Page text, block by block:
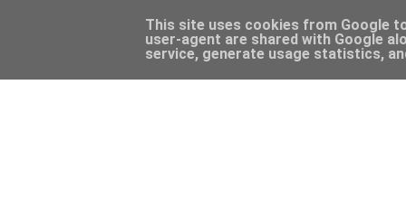
This site uses cookies from Google
user-agent are shared with Google
service, generate usage statistics,